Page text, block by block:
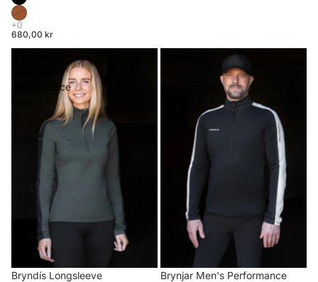
680,00 kr
Longsleeve
Performance
Bryndís Longsleeve
Brynjar Men's Performance